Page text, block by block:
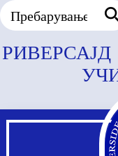
Пребарување